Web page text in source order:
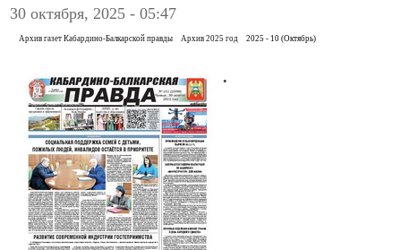
30 октября, 2025 - 05:47
Архив газет Кабардино-Балкарской правды Архив 2025 год 2025 - 10 (Октябрь)
.